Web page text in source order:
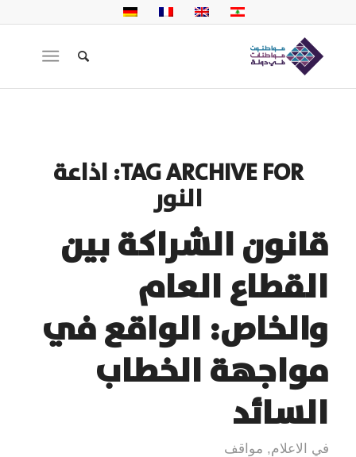
TAG ARCHIVE FOR: اذاعة
النور
قانون الشراكة بين
القطاع العام
والخاص: الواقع في
مواجهة الخطاب
السائد
في الاعلام, مواقف